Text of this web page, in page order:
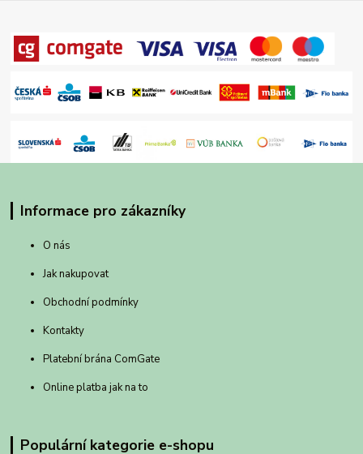
Informace pro zákazníky
O nás
Jak nakupovat
Obchodní podmínky
Kontakty
Platební brána ComGate
Online platba jak na to
Populární kategorie e-shopu